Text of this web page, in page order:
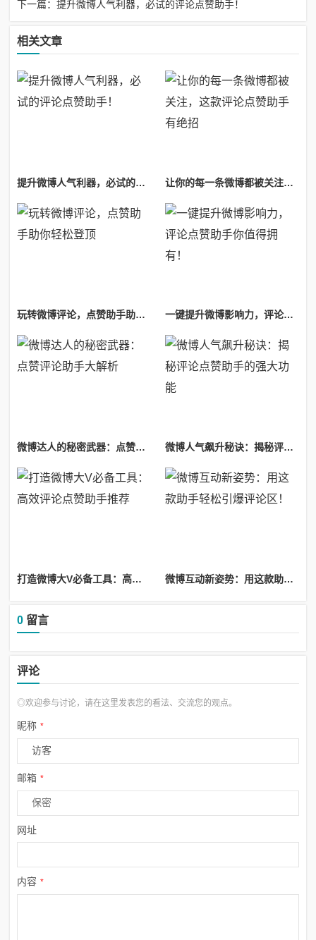
下一篇：提升微博人气利器，必试的评论点赞助手！
相关文章
提升微博人气利器，必试的评论点赞助手！ 让你的每一条微博都被关注，这款评论点赞助手有绝招
玩转微博评论，点赞助手助你轻松登顶 一键提升微博影响力，评论点赞助手你值得拥有！
微博达人的秘密武器：点赞评论助手大解析 微博人气飙升秘诀：揭秘评论点赞助手的强大功能
打造微博大V必备工具：高效评论点赞助手推荐 微博互动新姿势：用这款助手轻松引爆评论区！
0 留言
评论
◎欢迎参与讨论，请在这里发表您的看法、交流您的观点。
昵称 *
邮箱 *
网址
内容 *